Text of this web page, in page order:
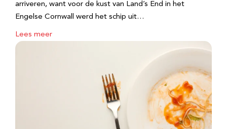
arriveren, want voor de kust van Land’s End in het
Engelse Cornwall werd het schip uit…
Lees meer